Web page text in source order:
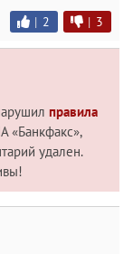
| 2 | 3
правила
«Банкфакс»,
удален.